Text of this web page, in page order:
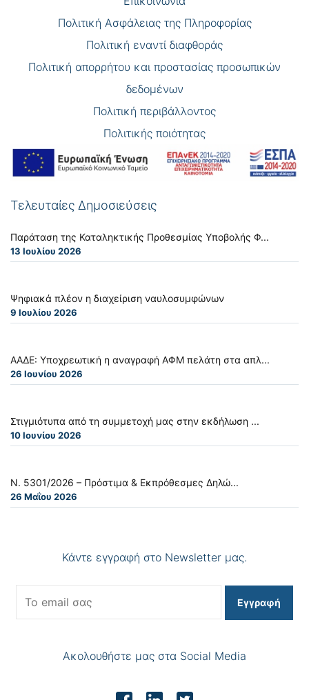
Πολιτική Ασφάλειας της Πληροφορίας
Πολιτική εναντί διαφθοράς
Πολιτική απορρήτου και προστασίας προσωπικών
δεδομένων
Πολιτική περιβάλλοντος
Πολιτικής ποιότητας
Τελευταίες Δημοσιεύσεις
Παράταση της Καταληκτικής Προθεσμίας Υποβολής Φ...
13 Ιουλίου 2026
Ψηφιακά πλέον η διαχείριση ναυλοσυμφώνων
9 Ιουλίου 2026
ΑΑΔΕ: Υποχρεωτική η αναγραφή ΑΦΜ πελάτη στα απλ...
26 Ιουνίου 2026
Στιγμιότυπα από τη συμμετοχή μας στην εκδήλωση ...
10 Ιουνίου 2026
Ν. 5301/2026 – Πρόστιμα & Εκπρόθεσμες Δηλώ...
26 Μαΐου 2026
Κάντε εγγραφή στο Newsletter μας.
Εγγραφή
Ακολουθήστε μας στα Social Media